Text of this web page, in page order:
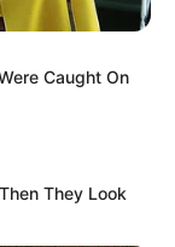
Caught On
They Look